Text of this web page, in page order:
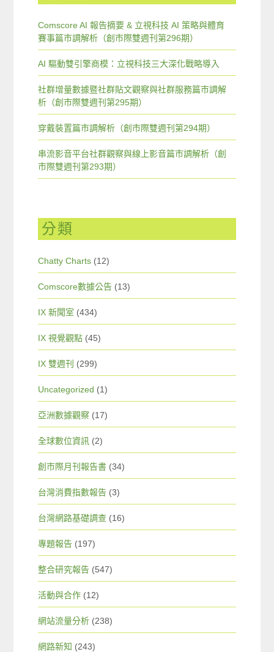
Comscore AI 報告摘要 & 立視科技 AI 策略與體育
賽事篇市調解析（創市際雙週刊第296期）
AI 驅動雙引擎商模：立視科技三大深化戰略導入
社群增量數據暨社群貼文觀察與社群服務篇市調解
析（創市際雙週刊第295期）
穿戴裝置篇市調解析（創市際雙週刊第294期）
串流影音平台社群觀察與線上影音篇市調解析（創
市際雙週刊第293期）
分類
Chatty Charts (12)
Comscore數據公告 (13)
IX 新聞室 (434)
IX 視覺觀點 (45)
IX 雙週刊 (299)
Uncategorized (1)
亞洲數據觀察 (17)
全球數位資訊 (2)
創市際月刊報告書 (34)
台灣消費指數報告 (3)
台灣網路基礎調查 (16)
專題報告 (197)
整合研究報告 (547)
活動與合作 (12)
網站流量分析 (238)
網路新知 (243)